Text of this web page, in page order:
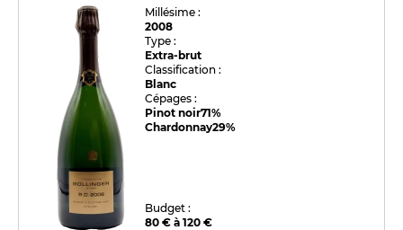
Millésime :
2008
Type :
Extra-brut
Classification :
Blanc
Cépages :
Pinot noir71%
Chardonnay29%
Budget :
80 € à 120 €